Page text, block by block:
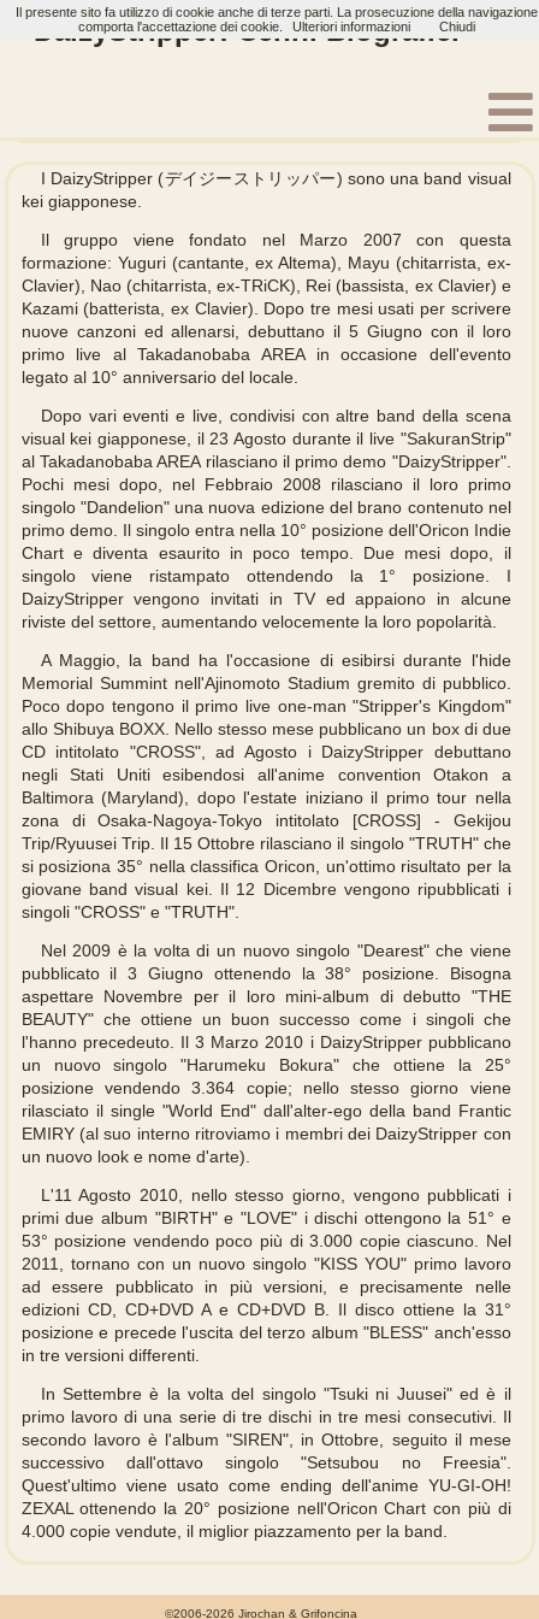
DaizyStripper: Cenni Biografici
I DaizyStripper (デイジーストリッパー) sono una band visual
kei giapponese.
Il gruppo viene fondato nel Marzo 2007 con questa
formazione: Yuguri (cantante, ex Altema), Mayu (chitarrista, ex-
Clavier), Nao (chitarrista, ex-TRiCK), Rei (bassista, ex Clavier) e
Kazami (batterista, ex Clavier). Dopo tre mesi usati per scrivere
nuove canzoni ed allenarsi, debuttano il 5 Giugno con il loro
primo live al Takadanobaba AREA in occasione dell'evento
legato al 10° anniversario del locale.
Dopo vari eventi e live, condivisi con altre band della scena
visual kei giapponese, il 23 Agosto durante il live "SakuranStrip"
al Takadanobaba AREA rilasciano il primo demo "DaizyStripper".
Pochi mesi dopo, nel Febbraio 2008 rilasciano il loro primo
singolo "Dandelion" una nuova edizione del brano contenuto nel
primo demo. Il singolo entra nella 10° posizione dell'Oricon Indie
Chart e diventa esaurito in poco tempo. Due mesi dopo, il
singolo viene ristampato ottendendo la 1° posizione. I
DaizyStripper vengono invitati in TV ed appaiono in alcune
riviste del settore, aumentando velocemente la loro popolarità.
A Maggio, la band ha l'occasione di esibirsi durante l'hide
Memorial Summint nell'Ajinomoto Stadium gremito di pubblico.
Poco dopo tengono il primo live one-man "Stripper's Kingdom"
allo Shibuya BOXX. Nello stesso mese pubblicano un box di due
CD intitolato "CROSS", ad Agosto i DaizyStripper debuttano
negli Stati Uniti esibendosi all'anime convention Otakon a
Baltimora (Maryland), dopo l'estate iniziano il primo tour nella
zona di Osaka-Nagoya-Tokyo intitolato [CROSS] - Gekijou
Trip/Ryuusei Trip. Il 15 Ottobre rilasciano il singolo "TRUTH" che
si posiziona 35° nella classifica Oricon, un'ottimo risultato per la
giovane band visual kei. Il 12 Dicembre vengono ripubblicati i
singoli "CROSS" e "TRUTH".
Nel 2009 è la volta di un nuovo singolo "Dearest" che viene
pubblicato il 3 Giugno ottenendo la 38° posizione. Bisogna
aspettare Novembre per il loro mini-album di debutto "THE
BEAUTY" che ottiene un buon successo come i singoli che
l'hanno precedeuto. Il 3 Marzo 2010 i DaizyStripper pubblicano
un nuovo singolo "Harumeku Bokura" che ottiene la 25°
posizione vendendo 3.364 copie; nello stesso giorno viene
rilasciato il single "World End" dall'alter-ego della band Frantic
EMIRY (al suo interno ritroviamo i membri dei DaizyStripper con
un nuovo look e nome d'arte).
L'11 Agosto 2010, nello stesso giorno, vengono pubblicati i
primi due album "BIRTH" e "LOVE" i dischi ottengono la 51° e
53° posizione vendendo poco più di 3.000 copie ciascuno. Nel
2011, tornano con un nuovo singolo "KISS YOU" primo lavoro
ad essere pubblicato in più versioni, e precisamente nelle
edizioni CD, CD+DVD A e CD+DVD B. Il disco ottiene la 31°
posizione e precede l'uscita del terzo album "BLESS" anch'esso
in tre versioni differenti.
In Settembre è la volta del singolo "Tsuki ni Juusei" ed è il
primo lavoro di una serie di tre dischi in tre mesi consecutivi. Il
secondo lavoro è l'album "SIREN", in Ottobre, seguito il mese
successivo dall'ottavo singolo "Setsubou no Freesia".
Quest'ultimo viene usato come ending dell'anime YU-GI-OH!
ZEXAL ottenendo la 20° posizione nell'Oricon Chart con più di
4.000 copie vendute, il miglior piazzamento per la band.
©2006-2026 Jirochan & Grifoncina
Il presente sito fa utilizzo di cookie anche di terze parti. La prosecuzione della navigazione
comporta l'accettazione dei cookie.
Ulteriori informazioni Chiudi